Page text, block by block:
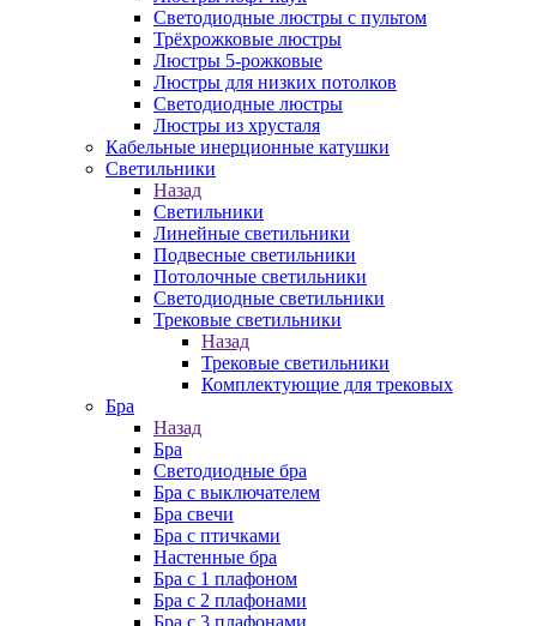
Светодиодные люстры с пультом
Трёхрожковые люстры
Люстры 5-рожковые
Люстры для низких потолков
Cветодиодные люстры
Люстры из хрусталя
Кабельные инерционные катушки
Светильники
Назад
Светильники
Линейные светильники
Подвесные светильники
Потолочные светильники
Светодиодные светильники
Трековые светильники
Назад
Трековые светильники
Комплектующие для трековых
Бра
Назад
Бра
Светодиодные бра
Бра с выключателем
Бра свечи
Бра с птичками
Настенные бра
Бра с 1 плафоном
Бра с 2 плафонами
Бра с 3 плафонами